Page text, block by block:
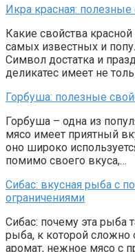
Икра красная:
Какие свойства
самых известных и
Символ достатка и
деликатес имеет не
Горбуша: полезные
Горбуша – одна из
мясо имеет приятный
оно широко
помимо своего вкуса,…
Сибас: вкусная рыба с
ограничениями
Сибас: почему эта рыба
рыба, к которой
аромат, нежное мясо с